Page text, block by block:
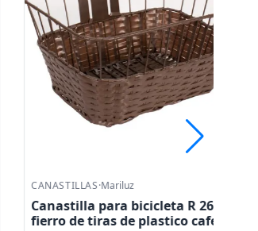
CANASTILLAS·Mariluz
Canastilla para bicicleta R 26 de
fierro de tiras de plastico cafe